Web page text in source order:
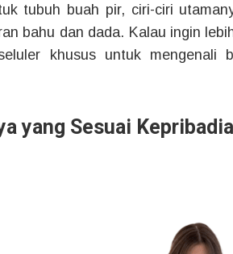
tubuh buah pir, ciri-ciri
bahu dan dada. Kalau ingin
khusus untuk mengenali
yang Sesuai